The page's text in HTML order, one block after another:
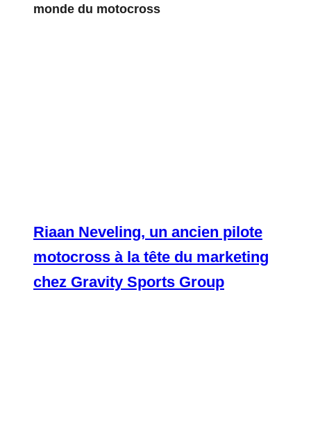
monde du motocross
Riaan Neveling, un ancien pilote
motocross à la tête du marketing
chez Gravity Sports Group